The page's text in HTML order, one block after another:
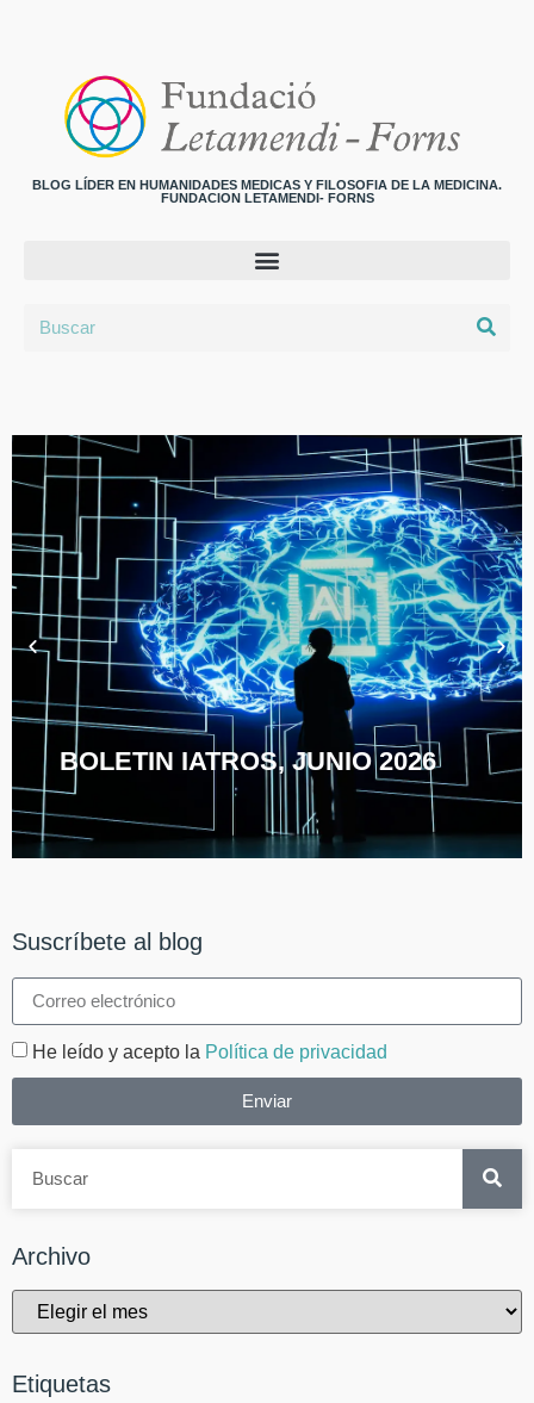
BLOG LÍDER EN HUMANIDADES MEDICAS Y FILOSOFIA DE LA MEDICINA.
FUNDACION LETAMENDI- FORNS
BOLETIN IATROS, JUNIO 2026
Suscríbete al blog
He leído y acepto la Política de privacidad
Enviar
Archivo
Etiquetas